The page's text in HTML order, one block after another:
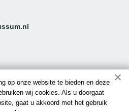
op onze website te bieden en deze
wij cookies. Als u doorgaat
gaat u akkoord met het gebruik